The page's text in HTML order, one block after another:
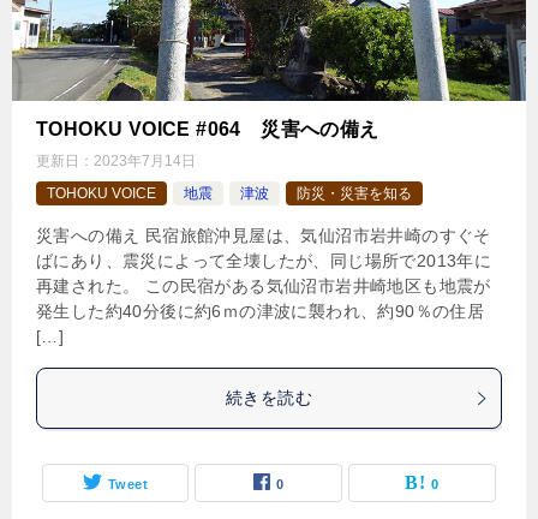
TOHOKU VOICE #064 災害への備え
更新日： 2023年7月14日
TOHOKU VOICE
地震 津波 防災・災害を知る
災害への備え 民宿旅館沖見屋は、気仙沼市岩井崎のすぐそ
ばにあり、震災によって全壊したが、同じ場所で2013年に
再建された。 この民宿がある気仙沼市岩井崎地区も地震が
発生した約40分後に約6ｍの津波に襲われ、約90％の住居
[…]
続きを読む
Tweet 0 0